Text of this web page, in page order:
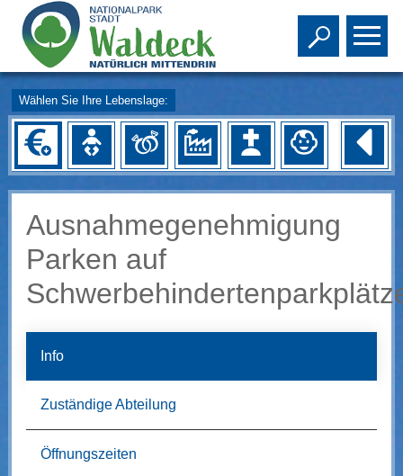
Toggle
Wählen Sie Ihre Lebenslage:
Ausnahmegenehmigung
Parken auf
Info
Zuständige Abteilung
Öffnungszeiten